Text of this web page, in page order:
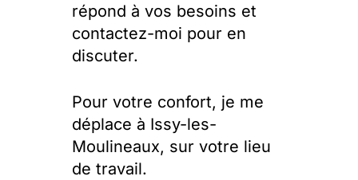
répond à vos besoins et
contactez-moi pour en
discuter.
Pour votre confort, je me
déplace à Issy-les-
Moulineaux, sur votre lieu
de travail.